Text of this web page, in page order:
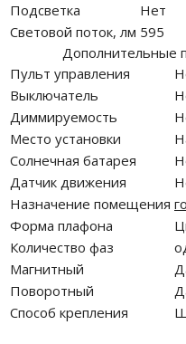
Подсветка
Нет
Световой поток, лм 595
Дополнительные
Пульт управления
Выключатель
Диммируемость
Место установки
Солнечная батарея
Датчик движения
Назначение помещения
Форма плафона
Количество фаз
Магнитный
Поворотный
Способ крепления